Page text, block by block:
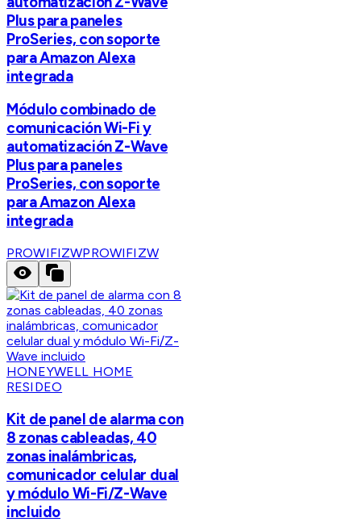
Plus para paneles
ProSeries, con soporte
para Amazon Alexa
integrada
Módulo combinado de
comunicación Wi-Fi y
automatización Z-Wave
Plus para paneles
ProSeries, con soporte
para Amazon Alexa
integrada
PROWIFIZWPROWIFIZW
HONEYWELL HOME
RESIDEO
Kit de panel de alarma con
8 zonas cableadas, 40
zonas inalámbricas,
comunicador celular dual
y módulo Wi-Fi/Z-Wave
incluido